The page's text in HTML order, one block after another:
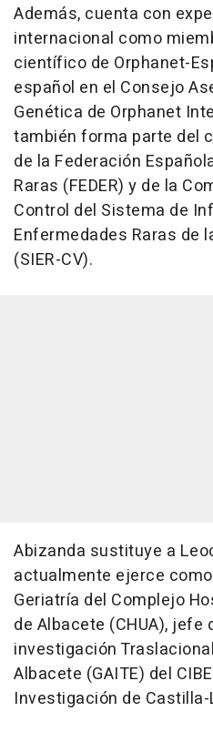
Además, cuenta con
internacional como
científico de Orphanet-
español en el Consejo
Genética de Orphanet
también forma parte del
de la Federación
Raras (FEDER) y de la
Control del Sistema de
Enfermedades Raras de
(SIER-CV).
Abizanda sustituye a
actualmente ejerce
Geriatría del Complejo
de Albacete (CHUA), jefe
investigación
Albacete (GAITE) del
Investigación de